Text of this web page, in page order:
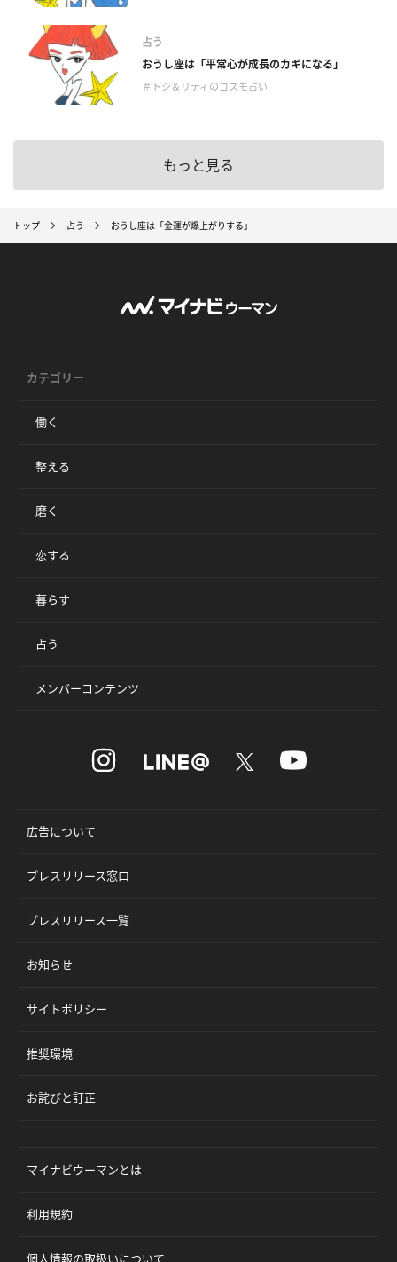
占う
おうし座は「平常心が成長のカギになる」
＃トシ＆リティのコスモ占い
もっと見る
トップ 占う おうし座は「金運が爆上がりする」
カテゴリー
働く
整える
磨く
恋する
暮らす
占う
メンバーコンテンツ
広告について
プレスリリース窓口
プレスリリース一覧
お知らせ
サイトポリシー
推奨環境
お詫びと訂正
マイナビウーマンとは
利用規約
個人情報の取扱いについて